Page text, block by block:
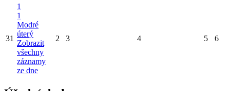
31
1
1
Modré
úterý
Zobrazit
všechny
záznamy
ze dne
2 3 4 5 6